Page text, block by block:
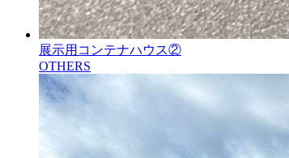
展示用コンテナハウス②
OTHERS